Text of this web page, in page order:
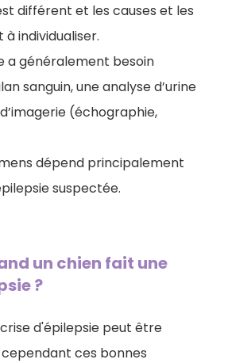
différent et les causes et les
individualiser.
a généralement besoin
sanguin, une analyse d’urine
(échographie,
dépend principalement
suspectée.
un chien fait une
?
d'épilepsie peut être
ces bonnes